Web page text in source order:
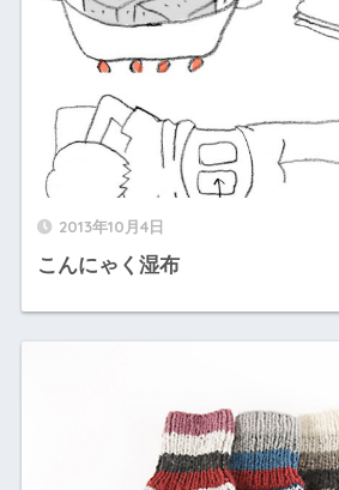
2013年10月4日
こんにゃく湿布